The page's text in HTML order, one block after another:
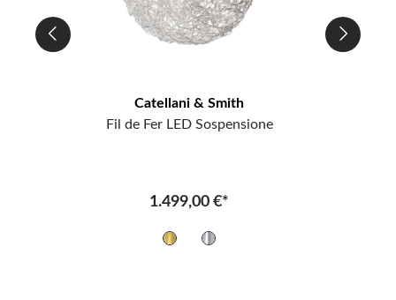
Catellani & Smith
Fil de Fer LED Sospensione
1.499,00 €*